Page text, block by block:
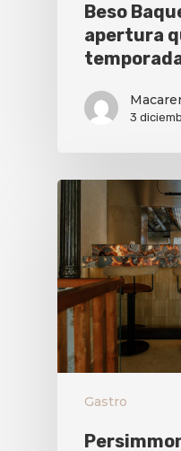
Beso
apertura
3
Gastro